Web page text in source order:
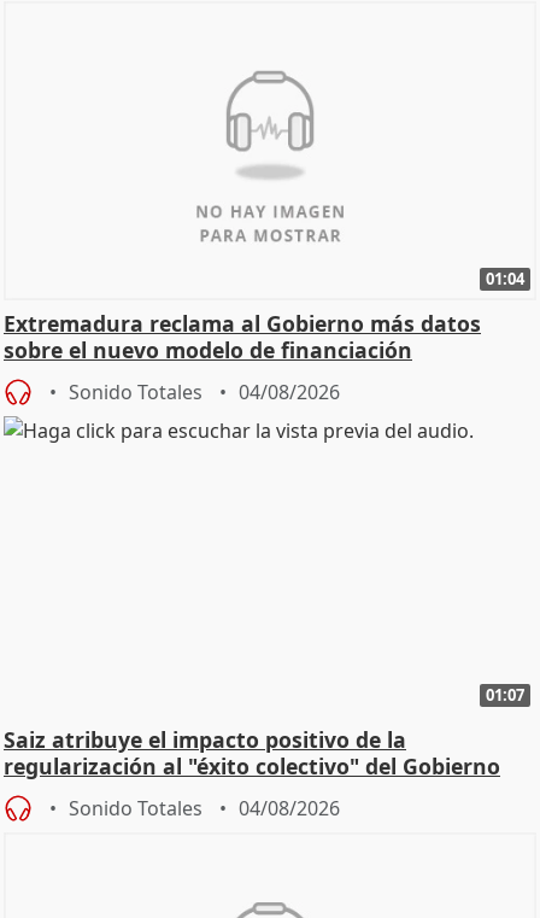
01:04
Extremadura reclama al Gobierno más datos
sobre el nuevo modelo de financiación
Sonido Totales 04/08/2026
01:07
Saiz atribuye el impacto positivo de la
regularización al "éxito colectivo" del Gobierno
Sonido Totales 04/08/2026